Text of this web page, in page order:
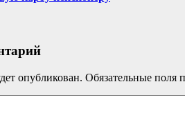
опубликован. Обязательные поля